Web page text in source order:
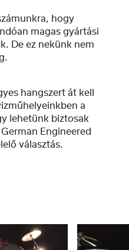
hogy
magas gyártási
De ez nekünk nem
hangszert át kell
a
lehetünk biztosak
Engineered
választás.